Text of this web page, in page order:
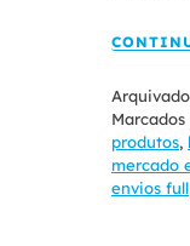
produtos,
mercado
envios full